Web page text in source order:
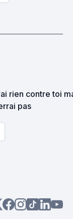
rien contre toi
pas